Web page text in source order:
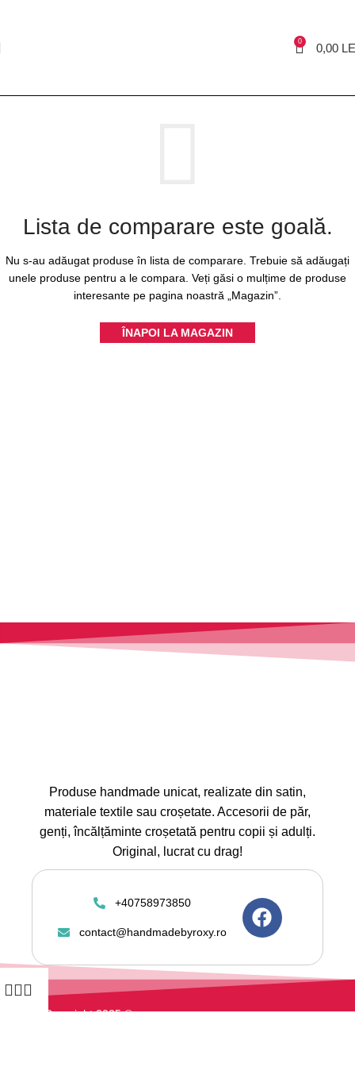
0 0,00
Lista de comparare este goală.
Nu s-au adăugat produse în lista de comparare. Trebuie să adăugați
unele produse pentru a le compara. Veți găsi o mulțime de produse
interesante pe pagina noastră „Magazin”.
ÎNAPOI LA MAGAZIN
Produse handmade unicat, realizate din satin,
materiale textile sau croșetate. Accesorii de păr,
genți, încălțăminte croșetată pentru copii și adulți.
Original, lucrat cu drag!
+40758973850
contact@handmadebyroxy.ro
Copyright 2025 ©